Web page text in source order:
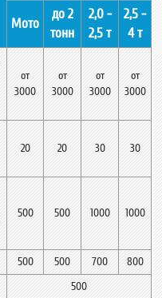
Мото
до 2
тонн
2,0 -
2,5 т
2,5 -
4 т
от
3000
от
3000
от
3000
от
3000
20 20 30 30
500 500 1000 1000
500 500 700
800
500